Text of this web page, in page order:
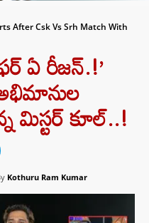
After Csk Vs Srh Match With
ఏ రీజన్.!’
మిస్టర్ కూల్..!
Kothuru Ram Kumar